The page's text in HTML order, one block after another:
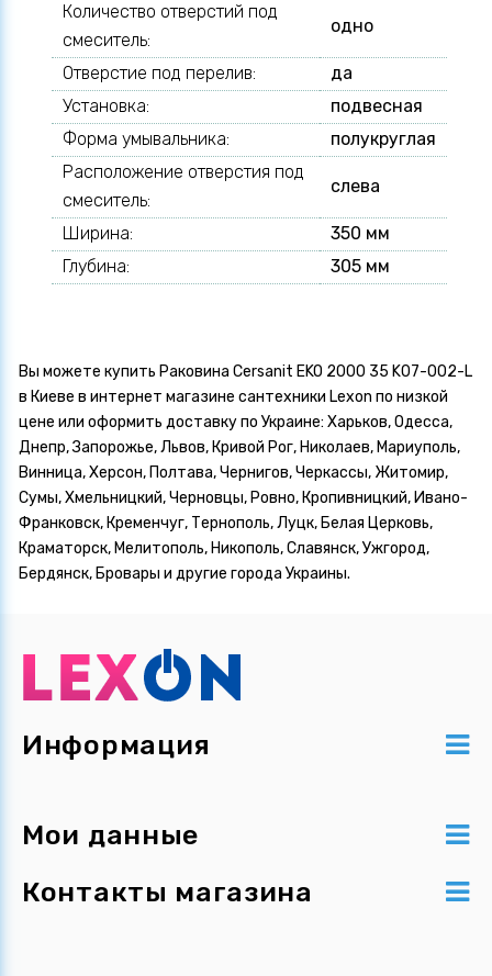
Количество отверстий под
смеситель:
одно
Отверстие под перелив:
да
Установка:
подвесная
Форма умывальника:
полукруглая
Расположение отверстия под
смеситель:
слева
Ширина:
350 мм
Глубина:
305 мм
Вы можете купить Раковина Cersanit EKO 2000 35 K07-002-L
в Киеве в интернет магазине сантехники Lexon по низкой
цене или оформить доставку по Украине: Харьков, Одесса,
Днепр, Запорожье, Львов, Кривой Рог, Николаев, Мариуполь,
Винница, Херсон, Полтава, Чернигов, Черкассы, Житомир,
Сумы, Хмельницкий, Черновцы, Ровно, Кропивницкий, Ивано-
Франковск, Кременчуг, Тернополь, Луцк, Белая Церковь,
Краматорск, Мелитополь, Никополь, Славянск, Ужгород,
Бердянск, Бровары и другие города Украины.
Информация
Мои данные
Контакты магазина